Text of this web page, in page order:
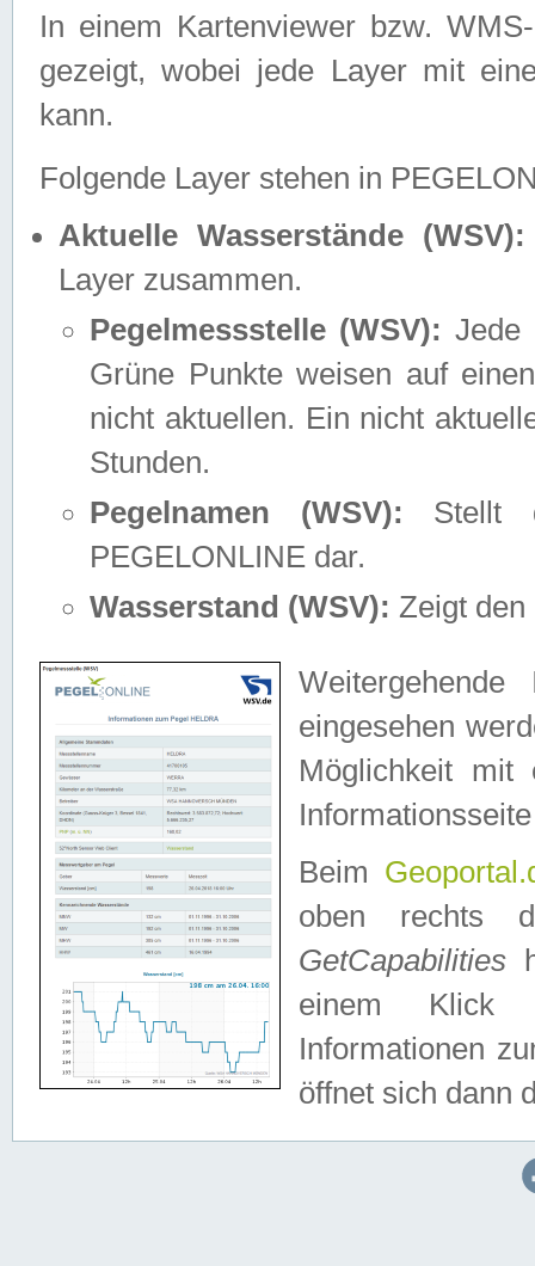
In einem Kartenviewer bzw.
gezeigt, wobei jede Layer mit
kann.
Folgende Layer stehen in
Aktuelle Wasserstände (WSV):
Layer zusammen.
Pegelmessstelle (WSV): Jede
Grüne Punkte weisen auf
nicht aktuellen. Ein nicht
Stunden.
Pegelnamen (WSV): Stellt
PEGELONLINE dar.
Wasserstand (WSV): Zeigt den
eingesehen
Möglichkeit mit
Beim
oben rechts
GetCapabilities
einem Klick
Informationen
öffnet sich dann